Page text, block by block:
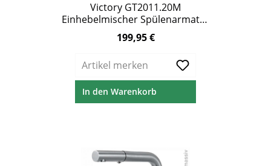
Victory GT2011.20M
Einhebelmischer Spülenarmatur
Edelstahl schwarz-matt
Regulärer Preis:
199,95 €
Artikel merken
In den Warenkorb